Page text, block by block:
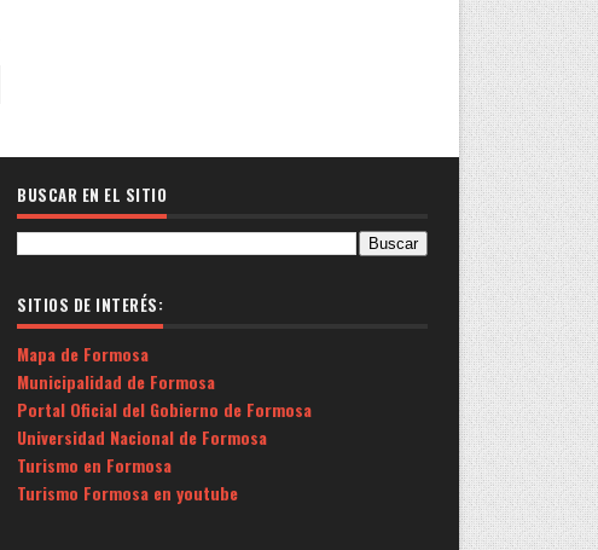
BUSCAR EN EL SITIO
SITIOS DE INTERÉS:
Mapa de Formosa
Municipalidad de Formosa
Portal Oficial del Gobierno de Formosa
Universidad Nacional de Formosa
Turismo en Formosa
Turismo Formosa en youtube